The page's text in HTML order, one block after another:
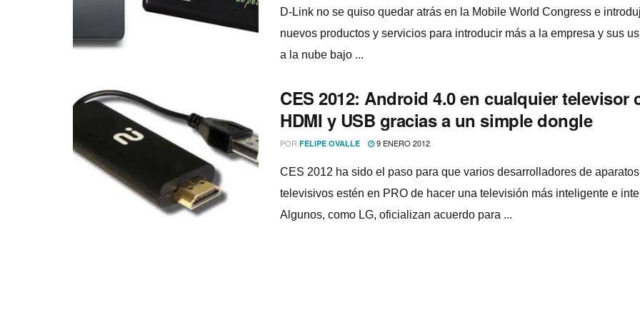
D-Link no se quiso quedar atrás en la Mobile World Congress e
nuevos productos y servicios para introducir más a la empresa y sus
a la nube bajo ...
CES 2012: Android 4.0 en cualquier televisor
HDMI y USB gracias a un simple dongle
POR FELIPE OVALLE 9 ENERO 2012
CES 2012 ha sido el paso para que varios desarrolladores de aparatos
televisivos estén en PRO de hacer una televisión más inteligente e
Algunos, como LG, oficializan acuerdo para ...